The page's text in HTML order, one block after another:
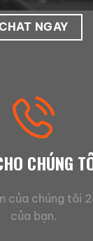
NGAY
CHÚNG
của chúng tôi
của bạn.